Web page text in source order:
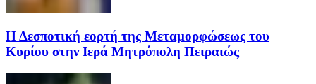
Η Δεσποτική εορτή της Μεταμορφώσεως του
Κυρίου στην Ιερά Μητρόπολη Πειραιώς